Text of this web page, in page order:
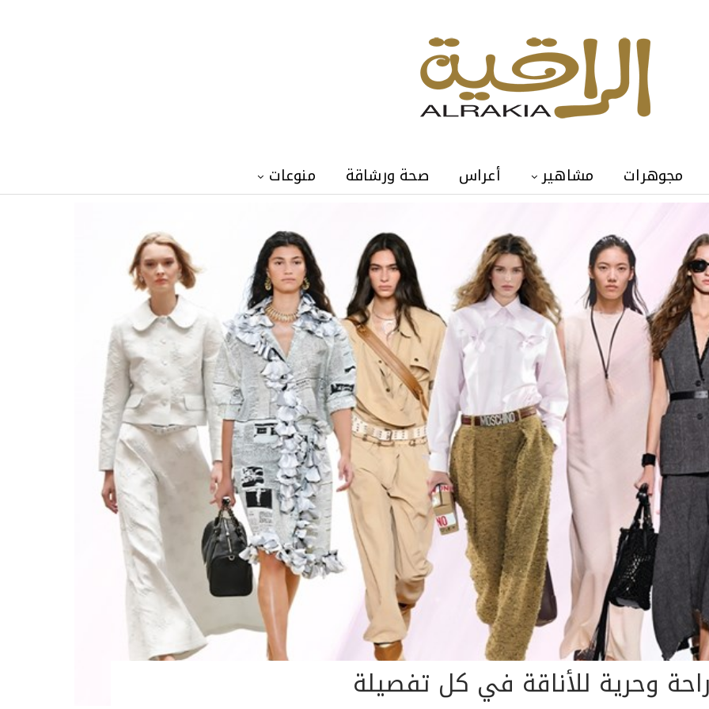
مجوهرات مشاهير أعراس صحة ورشاقة منوعات
وحرية للأناقة في كل تفصيلة